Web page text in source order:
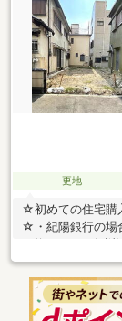
更地
☆初めての住宅購
☆・紀陽銀行の場
１７万円台！◇◆
8分、梅田までも
内の為、小さな
入り、気持ちよ